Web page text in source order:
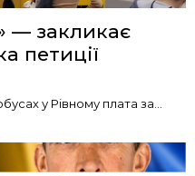
— закликає
петиції
у Рівному плата за...